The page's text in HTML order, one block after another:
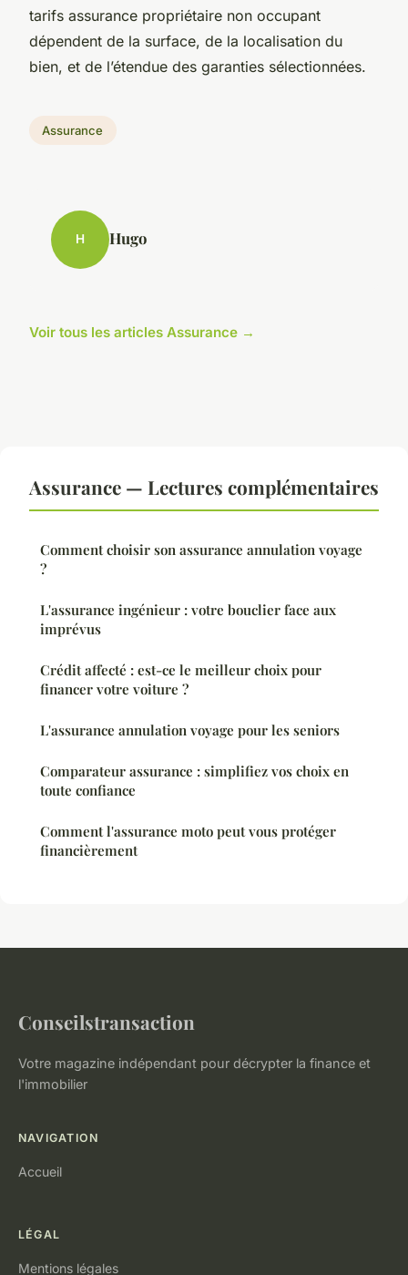
tarifs assurance propriétaire non occupant
dépendent de la surface, de la localisation du
bien, et de l’étendue des garanties sélectionnées.
Assurance
H Hugo
Voir tous les articles Assurance →
Assurance — Lectures complémentaires
Comment choisir son assurance annulation voyage
?
L'assurance ingénieur : votre bouclier face aux
imprévus
Crédit affecté : est-ce le meilleur choix pour
financer votre voiture ?
L'assurance annulation voyage pour les seniors
Comparateur assurance : simplifiez vos choix en
toute confiance
Comment l'assurance moto peut vous protéger
financièrement
Conseilstransaction
Votre magazine indépendant pour décrypter la finance et
l'immobilier
NAVIGATION
Accueil
LÉGAL
Mentions légales